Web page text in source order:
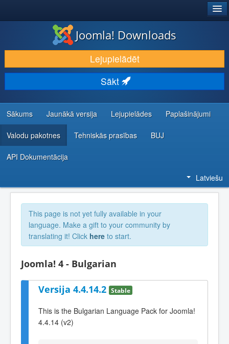
LEJUPIELĀDĒT UN PAPLAŠINĀT
ATKLĀJ UN IEMĀCIES
KOPIENA UN ATBALSTS
IZSTRĀDĀTĀJU RESURSI
Joomla! Downloads
Lejupielādēt
Sākt
Sākums Jaunākā versija Lejupielādes Paplašinājumi
Valodu pakotnes Tehniskās prasības BUJ
API Dokumentācija
Latviešu
This page is not yet fully available in your
language. Make a gift to your community by
translating it! Click here to start.
Joomla! 4 - Bulgarian
Versija 4.4.14.2 Stable
This is the Bulgarian Language Pack for Joomla!
4.4.14 (v2)